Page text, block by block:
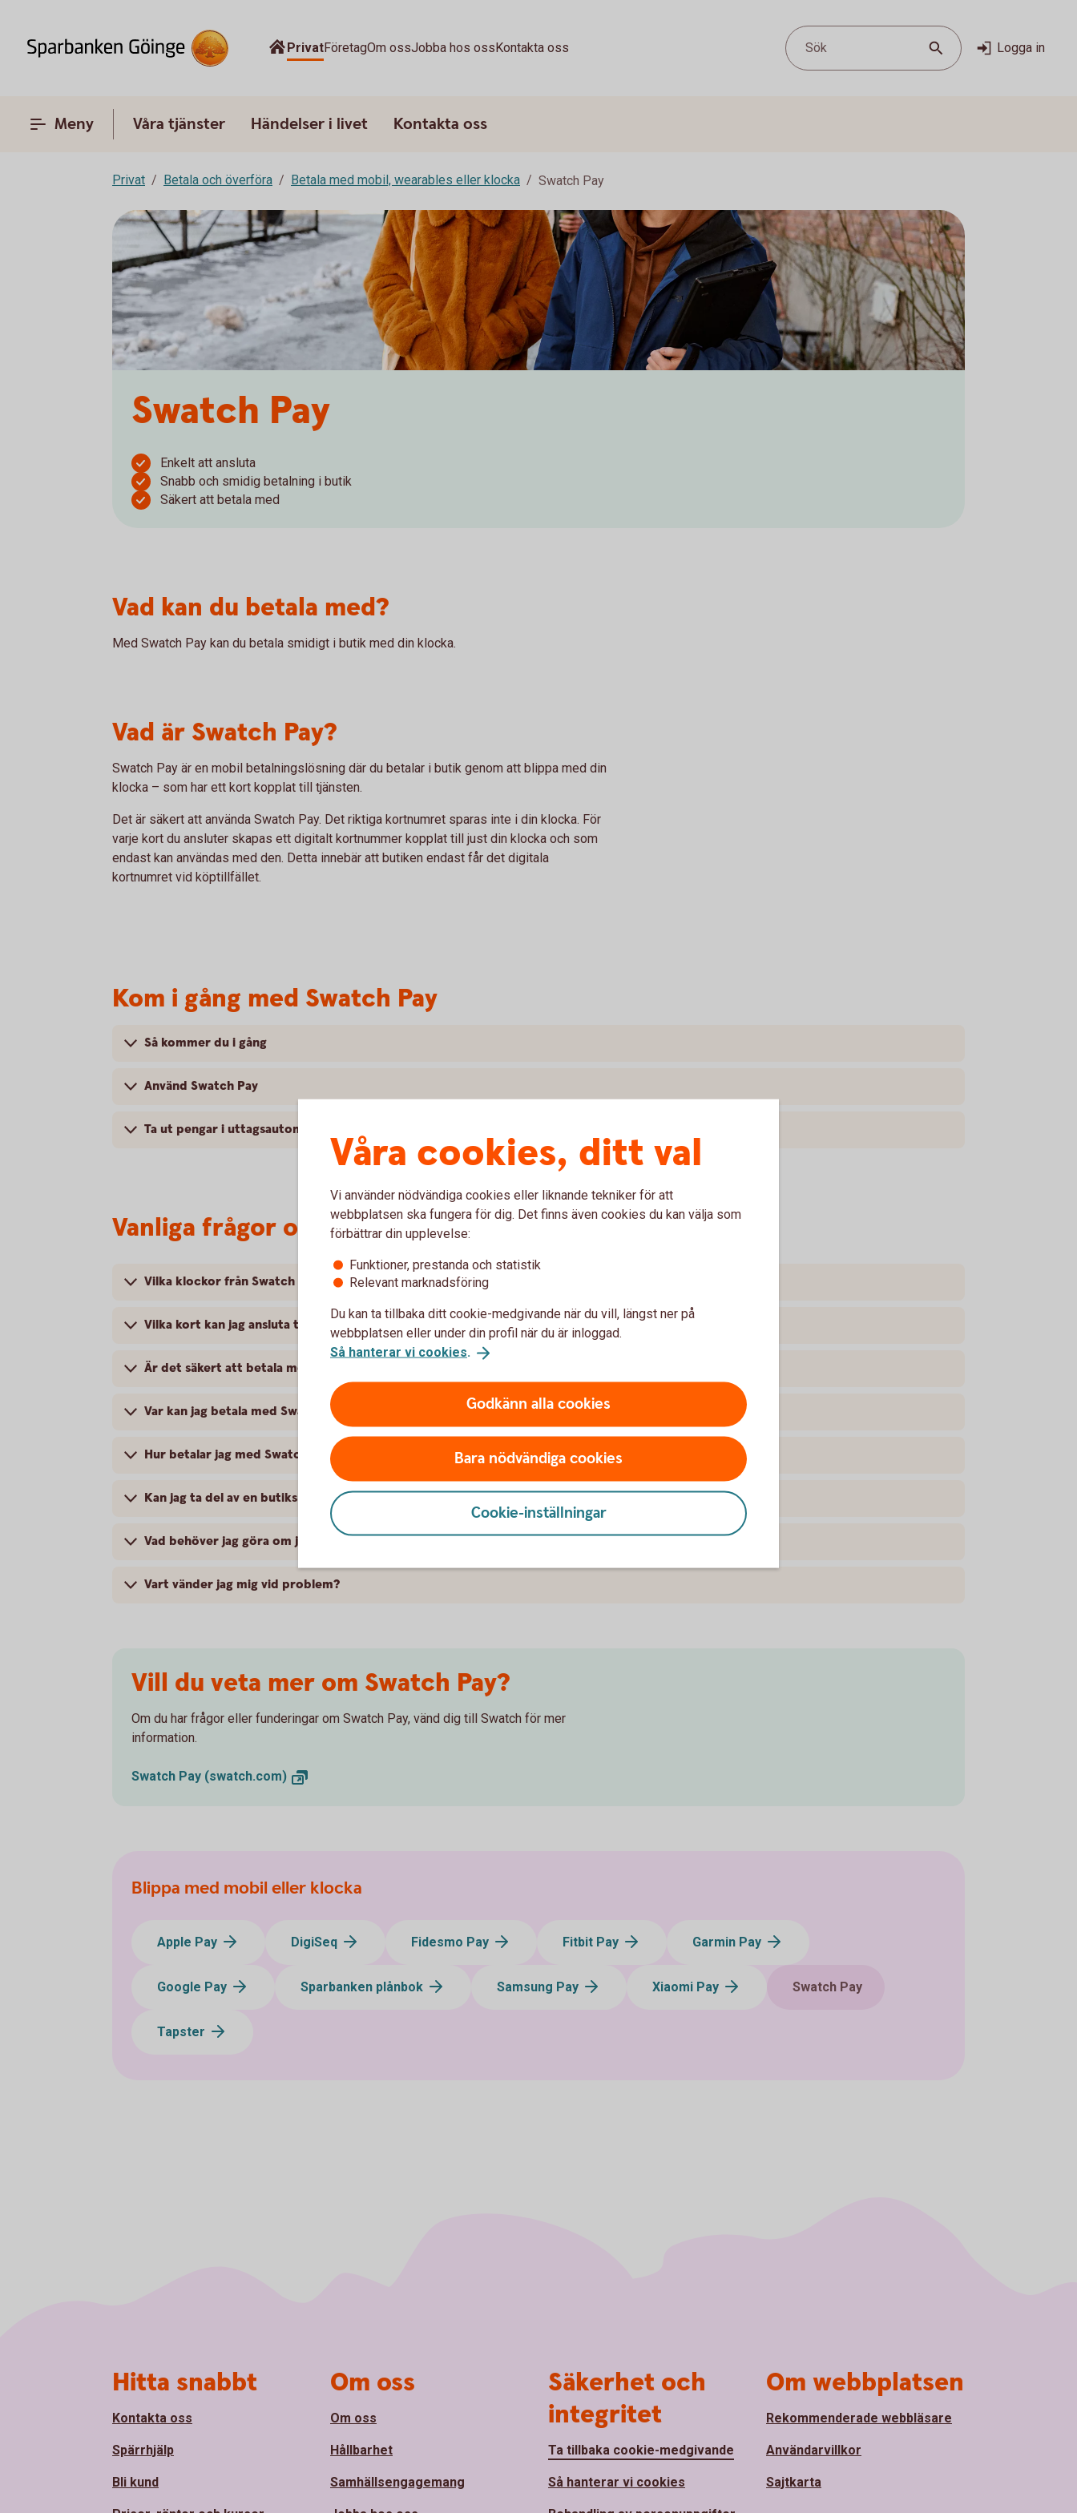
PrivatFöretagOm ossJobba hos ossKontakta oss Sök Logga in
Meny Våra tjänster Händelser i livet Kontakta oss
Privat Betala och överföra Betala med mobil, wearables eller klocka Swatch Pay
Swatch Pay
Enkelt att ansluta
Snabb och smidig betalning i butik
Säkert att betala med
Vad kan du betala med?
Med Swatch Pay kan du betala smidigt i butik med din klocka.
Vad är Swatch Pay?
Swatch Pay är en mobil betalningslösning där du betalar i butik genom att blippa med din
klocka – som har ett kort kopplat till tjänsten.
Det är säkert att använda Swatch Pay. Det riktiga kortnumret sparas inte i din klocka. För
varje kort du ansluter skapas ett digitalt kortnummer kopplat till just din klocka och som
endast kan användas med den. Detta innebär att butiken endast får det digitala
kortnumret vid köptillfället.
Kom i gång med Swatch Pay
Så kommer du i gång
Använd Swatch Pay
Ta ut pengar i uttagsautomat
Vanliga frågor och svar om Swatch Pay
Vilka klockor från Swatch fungerar att betala med?
Vilka kort kan jag ansluta till Swatch Pay?
Är det säkert att betala med Swatch Pay?
Var kan jag betala med Swatch Pay?
Hur betalar jag med Swatch Pay?
Kan jag ta del av en butiks medlemsprogram när jag handlar med Swatch Pay?
Vad behöver jag göra om jag blivit av med min klocka?
Vart vänder jag mig vid problem?
Vill du veta mer om Swatch Pay?
Om du har frågor eller funderingar om Swatch Pay, vänd dig till Swatch för mer
information.
Swatch Pay (swatch.com)
Blippa med mobil eller klocka
Apple Pay DigiSeq Fidesmo Pay Fitbit Pay Garmin Pay
Google Pay Sparbanken plånbok Samsung Pay Xiaomi Pay Swatch Pay
Tapster
Våra cookies, ditt val
Vi använder nödvändiga cookies eller liknande tekniker för att
webbplatsen ska fungera för dig. Det finns även cookies du kan välja som
förbättrar din upplevelse:
Funktioner, prestanda och statistik
Relevant marknadsföring
Du kan ta tillbaka ditt cookie-medgivande när du vill, längst ner på
webbplatsen eller under din profil när du är inloggad.
Så hanterar vi cookies.
Godkänn alla cookies
Bara nödvändiga cookies
Cookie-inställningar
Hitta snabbt
Kontakta oss
Spärrhjälp
Bli kund
Om oss
Om oss
Hållbarhet
Samhällsengagemang
Säkerhet och
integritet
Ta tillbaka cookie-medgivande
Så hanterar vi cookies
Om webbplatsen
Rekommenderade webbläsare
Användarvillkor
Sajtkarta